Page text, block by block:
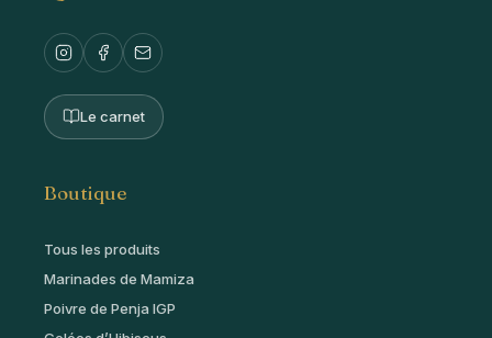
Le carnet
Boutique
Tous les produits
Marinades de Mamiza
Poivre de Penja IGP